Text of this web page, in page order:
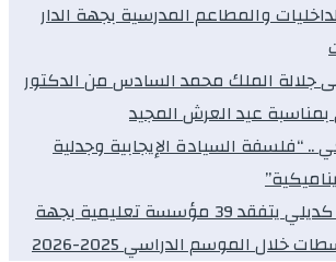
والمطاعم المدرسية بجهة الدار
جلالة الملك محمد السادس من الدكتور
عيد العرش المجيد
.. “فلسفة السيادة الإيجابية وجدلية
الدكتور نوفل كديلي يتفقد 39 مؤسسة تعليمية بجهة
خلال الموسم الدراسي 2025-2026